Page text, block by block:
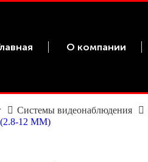
О компании
Системы видеонаблюдения
12 ММ)